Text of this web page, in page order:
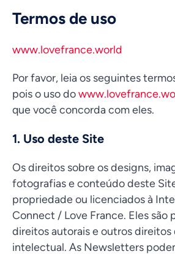
Termos de uso
www.lovefrance.world
Por favor, leia os seguintes
pois o uso do
que você concorda com eles.
1. Uso deste Site
Os direitos sobre os designs,
fotografias e conteúdo deste
propriedade ou licenciados à
Connect / Love France. Eles são
direitos autorais e outros
intelectual. As Newsletters